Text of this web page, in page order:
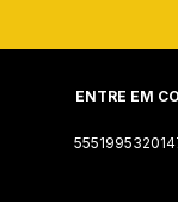
ENTRE EM